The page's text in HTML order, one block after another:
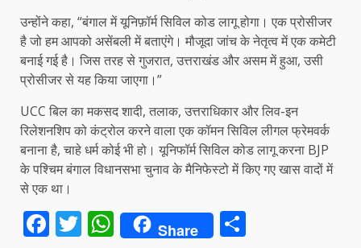
उन्होंने कहा, “बंगाल में यूनिफ़ॉर्म सिविल कोड लागू होगा। एक प्रोसीजर
है जो हम आपको असेंबली में बताएंगे। मौजूदा जांच के नेतृत्व में एक कमेटी
बनाई गई है। जिस तरह से गुजरात, उत्तराखंड और असम में हुआ, उसी
प्रोसीजर से यह किया जाएगा।”
UCC बिल का मकसद शादी, तलाक, उत्तराधिकार और लिव-इन
रिलेशनशिप को कंट्रोल करने वाला एक कॉमन सिविल लीगल फ्रेमवर्क
बनाना है, चाहे धर्म कोई भी हो। यूनिफॉर्म सिविल कोड लागू करना BJP
के पश्चिम बंगाल विधानसभा चुनाव के मैनिफेस्टो में किए गए खास वादों में
से एक था।
Facebook
Twitter
WhatsApp
Share